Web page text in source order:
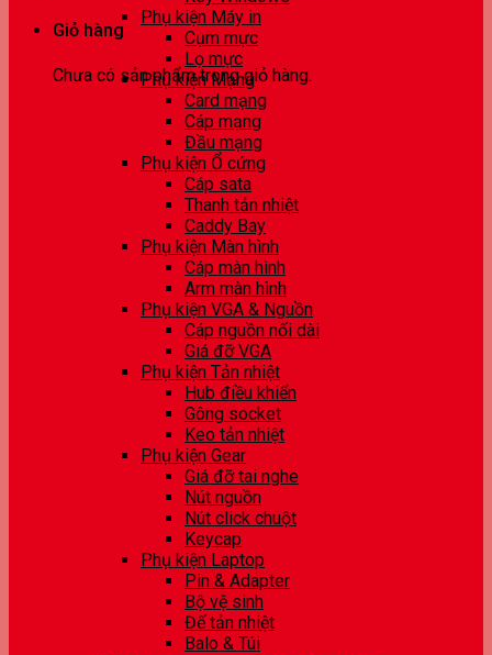
Giỏ hàng
Chưa có sản phẩm trong giỏ hàng.
Phụ kiện Máy in
Cụm mực
Lọ mực
Phụ kiện Mạng
Card mạng
Cáp mạng
Đầu mạng
Phụ kiện Ổ cứng
Cáp sata
Thanh tản nhiệt
Caddy Bay
Phụ kiện Màn hình
Cáp màn hình
Arm màn hình
Phụ kiện VGA & Nguồn
Cáp nguồn nối dài
Giá đỡ VGA
Phụ kiện Tản nhiệt
Hub điều khiển
Gông socket
Keo tản nhiệt
Phụ kiện Gear
Giá đỡ tai nghe
Nút nguồn
Nút click chuột
Keycap
Phụ kiện Laptop
Pin & Adapter
Bộ vệ sinh
Đế tản nhiệt
Balo & Túi